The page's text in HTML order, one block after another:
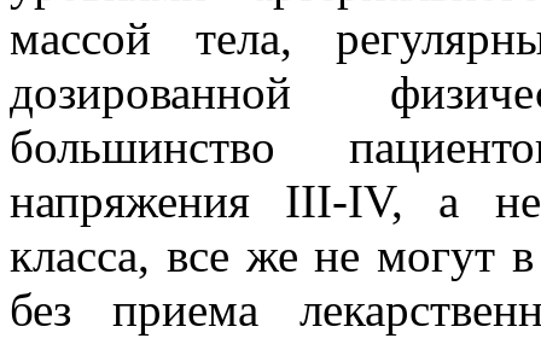
массой тела,
дозированной
большинство
напряжения ІІІ-IV, а
класса, все же не могут
без приема